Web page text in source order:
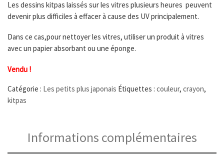
Les dessins kitpas laissés sur les vitres plusieurs heures peuvent
devenir plus difficiles à effacer à cause des UV principalement.
Dans ce cas,pour nettoyer les vitres, utiliser un produit à vitres
avec un papier absorbant ou une éponge.
Vendu !
Catégorie : Les petits plus japonais Étiquettes : couleur, crayon,
kitpas
Informations complémentaires